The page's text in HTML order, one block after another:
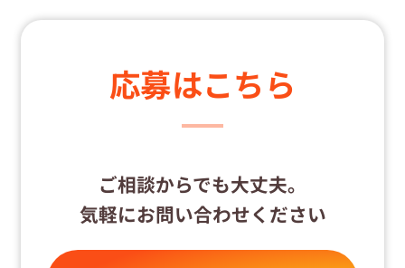
応募はこちら
ご相談からでも大丈夫。
気軽にお問い合わせください